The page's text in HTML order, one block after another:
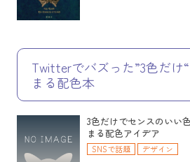
Twitterでバズった”3色だけ
まる配色本
3色だけでセンスのいい
まる配色アイデア
SNSで話題 デザイン